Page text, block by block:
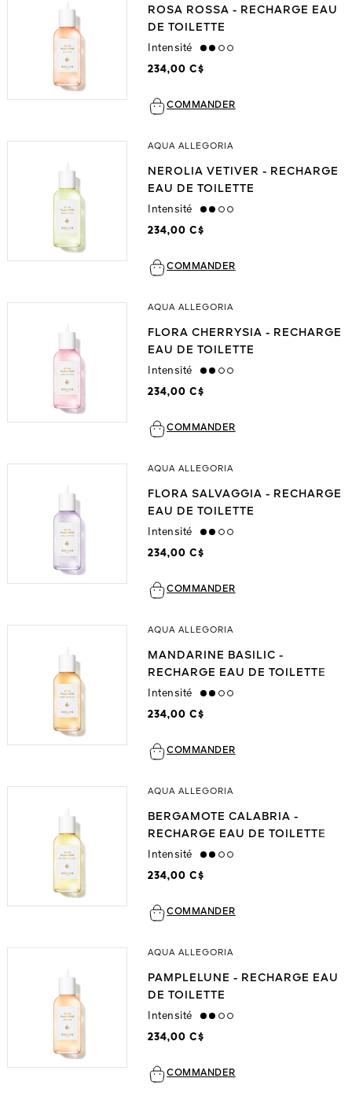
ROSA ROSSA - RECHARGE EAU
DE TOILETTE
Intensité medium
234,00 C$
COMMANDER
AQUA ALLEGORIA
NEROLIA VETIVER - RECHARGE
EAU DE TOILETTE
Intensité medium
234,00 C$
COMMANDER
AQUA ALLEGORIA
FLORA CHERRYSIA - RECHARGE
EAU DE TOILETTE
Intensité medium
234,00 C$
COMMANDER
AQUA ALLEGORIA
FLORA SALVAGGIA - RECHARGE
EAU DE TOILETTE
Intensité medium
234,00 C$
COMMANDER
AQUA ALLEGORIA
MANDARINE BASILIC -
RECHARGE EAU DE TOILETTE
Intensité medium
234,00 C$
COMMANDER
AQUA ALLEGORIA
BERGAMOTE CALABRIA -
RECHARGE EAU DE TOILETTE
Intensité medium
234,00 C$
COMMANDER
AQUA ALLEGORIA
PAMPLELUNE - RECHARGE EAU
DE TOILETTE
Intensité medium
234,00 C$
COMMANDER